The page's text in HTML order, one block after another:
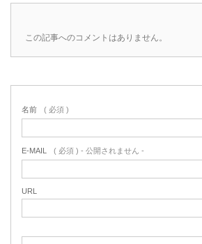
この記事へのコメントはありません。
名前 ( 必須 )
E-MAIL ( 必須 ) - 公開されません -
URL